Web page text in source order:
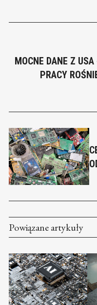
MOCNE DANE Z
PRACY
Powiązane artykuły